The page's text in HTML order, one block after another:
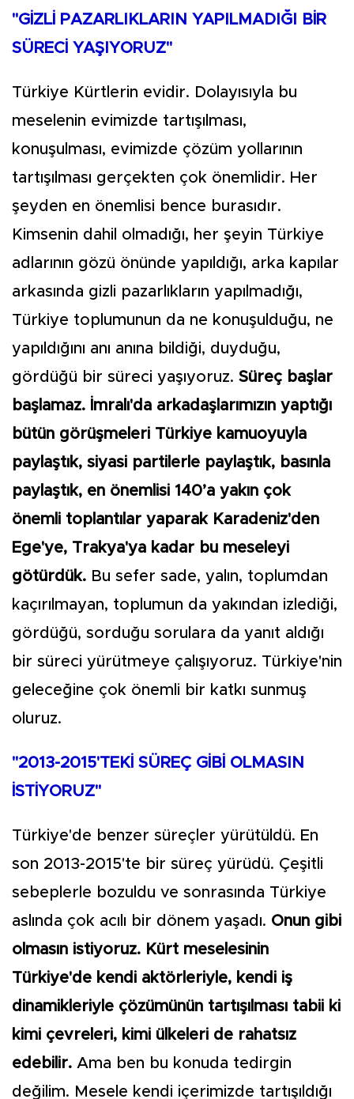
"GİZLİ PAZARLIKLARIN YAPILMADIĞI BİR
SÜRECİ YAŞIYORUZ"
Türkiye Kürtlerin evidir. Dolayısıyla bu
meselenin evimizde tartışılması,
konuşulması, evimizde çözüm yollarının
tartışılması gerçekten çok önemlidir. Her
şeyden en önemlisi bence burasıdır.
Kimsenin dahil olmadığı, her şeyin Türkiye
adlarının gözü önünde yapıldığı, arka kapılar
arkasında gizli pazarlıkların yapılmadığı,
Türkiye toplumunun da ne konuşulduğu, ne
yapıldığını anı anına bildiği, duyduğu,
gördüğü bir süreci yaşıyoruz. Süreç başlar
başlamaz. İmralı'da arkadaşlarımızın yaptığı
bütün görüşmeleri Türkiye kamuoyuyla
paylaştık, siyasi partilerle paylaştık, basınla
paylaştık, en önemlisi 140’a yakın çok
önemli toplantılar yaparak Karadeniz'den
Ege'ye, Trakya'ya kadar bu meseleyi
götürdük. Bu sefer sade, yalın, toplumdan
kaçırılmayan, toplumun da yakından izlediği,
gördüğü, sorduğu sorulara da yanıt aldığı
bir süreci yürütmeye çalışıyoruz. Türkiye'nin
geleceğine çok önemli bir katkı sunmuş
oluruz.
"2013-2015'TEKİ SÜREÇ GİBİ OLMASIN
İSTİYORUZ"
Türkiye'de benzer süreçler yürütüldü. En
son 2013-2015'te bir süreç yürüdü. Çeşitli
sebeplerle bozuldu ve sonrasında Türkiye
aslında çok acılı bir dönem yaşadı. Onun gibi
olmasın istiyoruz. Kürt meselesinin
Türkiye'de kendi aktörleriyle, kendi iş
dinamikleriyle çözümünün tartışılması tabii ki
kimi çevreleri, kimi ülkeleri de rahatsız
edebilir. Ama ben bu konuda tedirgin
değilim. Mesele kendi içerimizde tartışıldığı